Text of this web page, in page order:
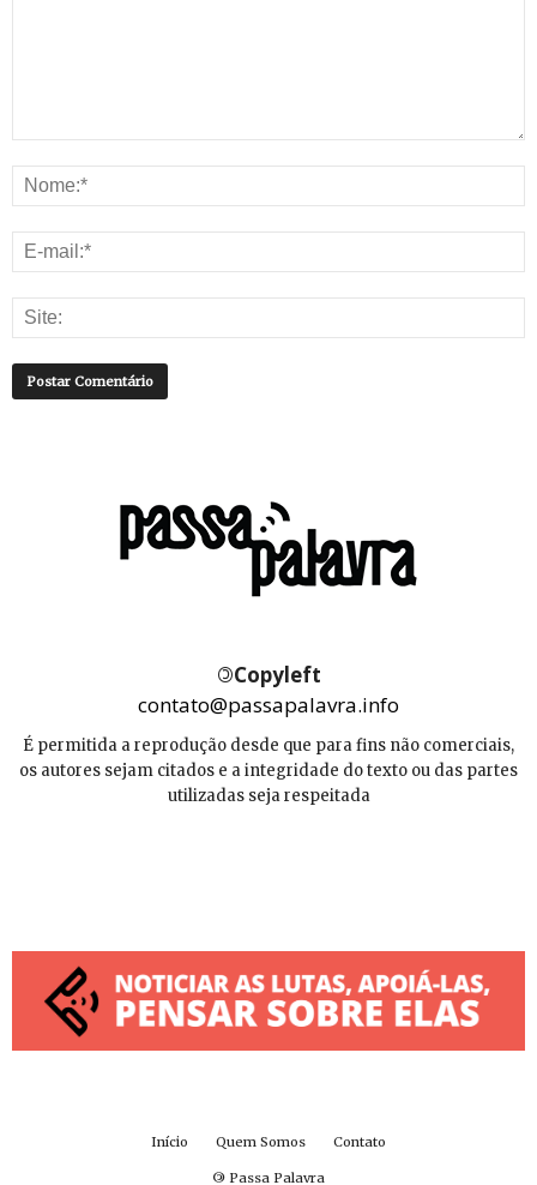
©Copyleft
contato@passapalavra.info
É permitida a reprodução desde que para fins não comerciais,
os autores sejam citados e a integridade do texto ou das partes
utilizadas seja respeitada
Início Quem Somos Contato
© Passa Palavra